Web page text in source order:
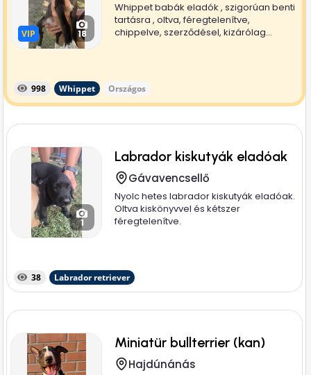
VIP
VIP 18
Whippet babák eladók , szigorúan benti
tartásra , oltva, féregtelenítve,
chippelve, szerződésel, kizárólag...
998 Whippet Országos
1
Labrador kiskutyák eladóak
Gávavencsellő
Nyolc hetes labrador kiskutyák eladóak.
Oltva kiskönyvvel és kétszer
féregtelenítve.
38 Labrador retriever
Miniatür bullterrier (kan)
Hajdúnánás